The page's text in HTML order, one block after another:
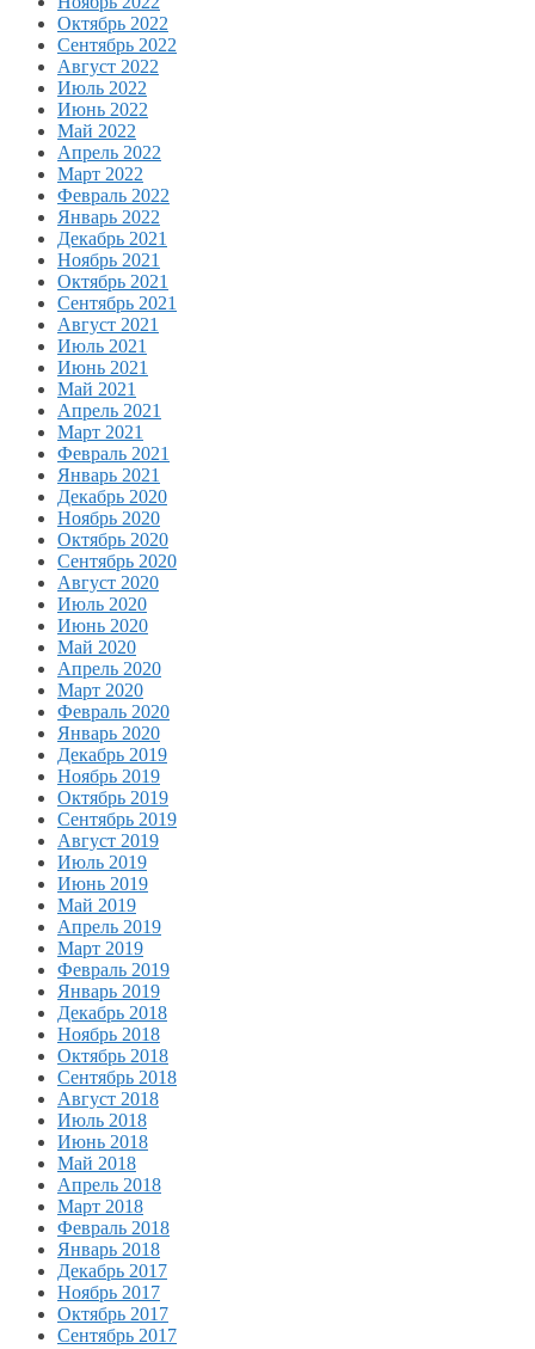
Октябрь 2022
Сентябрь 2022
Август 2022
Июль 2022
Июнь 2022
Май 2022
Апрель 2022
Март 2022
Февраль 2022
Январь 2022
Декабрь 2021
Ноябрь 2021
Октябрь 2021
Сентябрь 2021
Август 2021
Июль 2021
Июнь 2021
Май 2021
Апрель 2021
Март 2021
Февраль 2021
Январь 2021
Декабрь 2020
Ноябрь 2020
Октябрь 2020
Сентябрь 2020
Август 2020
Июль 2020
Июнь 2020
Май 2020
Апрель 2020
Март 2020
Февраль 2020
Январь 2020
Декабрь 2019
Ноябрь 2019
Октябрь 2019
Сентябрь 2019
Август 2019
Июль 2019
Июнь 2019
Май 2019
Апрель 2019
Март 2019
Февраль 2019
Январь 2019
Декабрь 2018
Ноябрь 2018
Октябрь 2018
Сентябрь 2018
Август 2018
Июль 2018
Июнь 2018
Май 2018
Апрель 2018
Март 2018
Февраль 2018
Январь 2018
Декабрь 2017
Ноябрь 2017
Октябрь 2017
Сентябрь 2017